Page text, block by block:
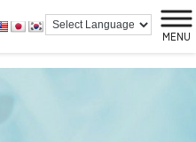
MENU